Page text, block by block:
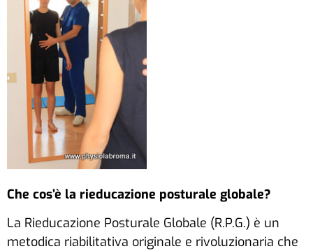
Che cos’è la rieducazione posturale globale?
La Rieducazione Posturale Globale (R.P.G.) è un
metodica riabilitativa originale e rivoluzionaria che